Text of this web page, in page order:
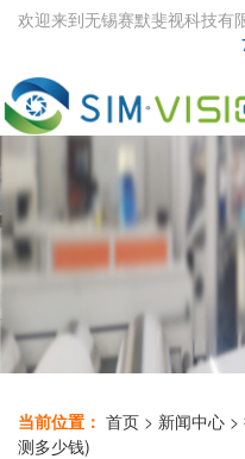
欢迎来到无锡赛默斐视科技有
当前位置： 首页 > 新闻中心 >
测多少钱)